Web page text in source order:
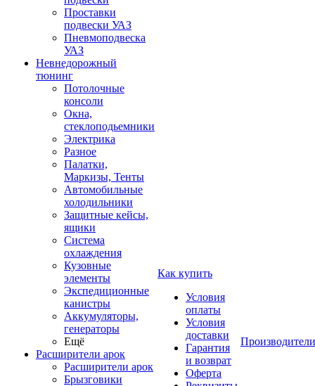
Проставки
подвески УАЗ
Пневмоподвеска
УАЗ
Невнедорожный
тюнинг
Потолочные
консоли
Окна,
стеклоподьемники
Электрика
Разное
Палатки,
Маркизы, Тенты
Автомобильные
холодильники
Защитные кейсы,
ящики
Система
охлаждения
Кузовные
элементы
Экспедиционные
канистры
Аккумуляторы,
генераторы
Ещё
Расширители арок
Расширители арок
Брызговики
Как купить
Условия
оплаты
Условия
доставки
Гарантия
и возврат
Оферта
Производители